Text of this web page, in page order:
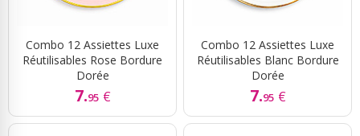
Combo 12 Assiettes Luxe
Réutilisables Rose Bordure
Dorée
7.95 €
Combo 12 Assiettes Luxe
Réutilisables Blanc Bordure
Dorée
7.95 €